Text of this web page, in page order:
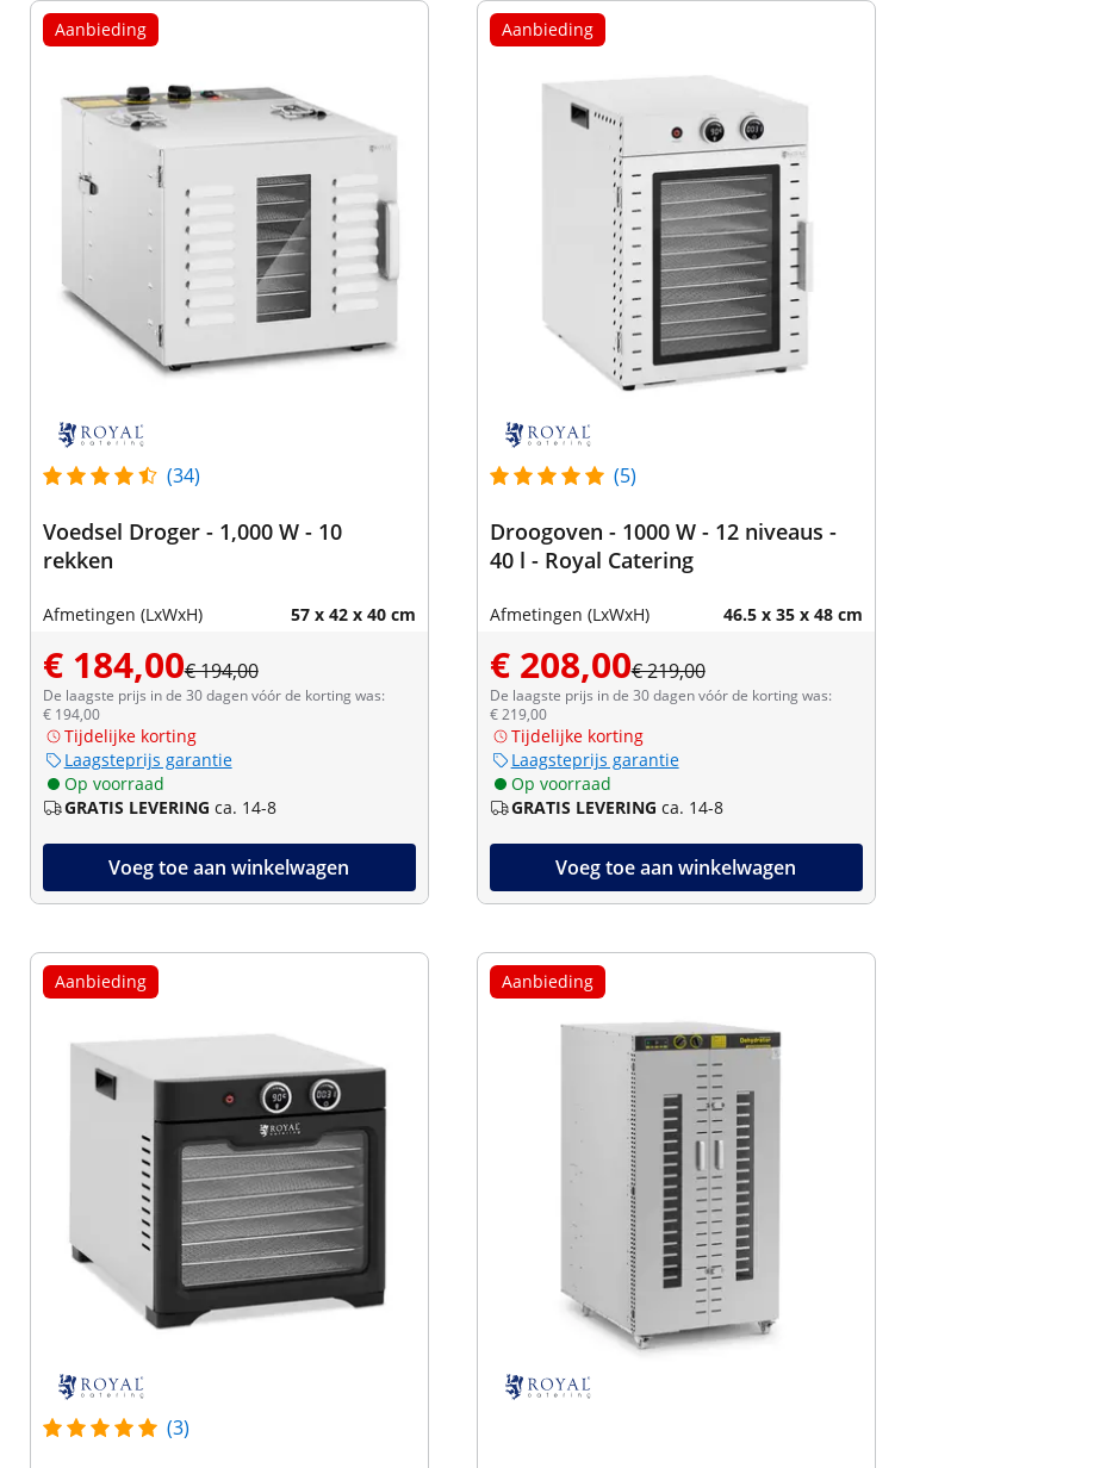
Aanbieding
(34)
Voedsel Droger - 1,000 W - 10
rekken
Afmetingen (LxWxH) 57 x 42 x 40 cm
€ 184,00€ 194,00
De laagste prijs in de 30 dagen vóór de korting was:
€ 194,00
Tijdelijke korting
Laagsteprijs garantie
Op voorraad
GRATIS LEVERING ca. 14-8
Voeg toe aan winkelwagen
Aanbieding
(5)
Droogoven - 1000 W - 12 niveaus -
40 l - Royal Catering
Afmetingen (LxWxH) 46.5 x 35 x 48 cm
€ 208,00€ 219,00
De laagste prijs in de 30 dagen vóór de korting was:
€ 219,00
Tijdelijke korting
Laagsteprijs garantie
Op voorraad
GRATIS LEVERING ca. 14-8
Voeg toe aan winkelwagen
Aanbieding
(3)
Aanbieding